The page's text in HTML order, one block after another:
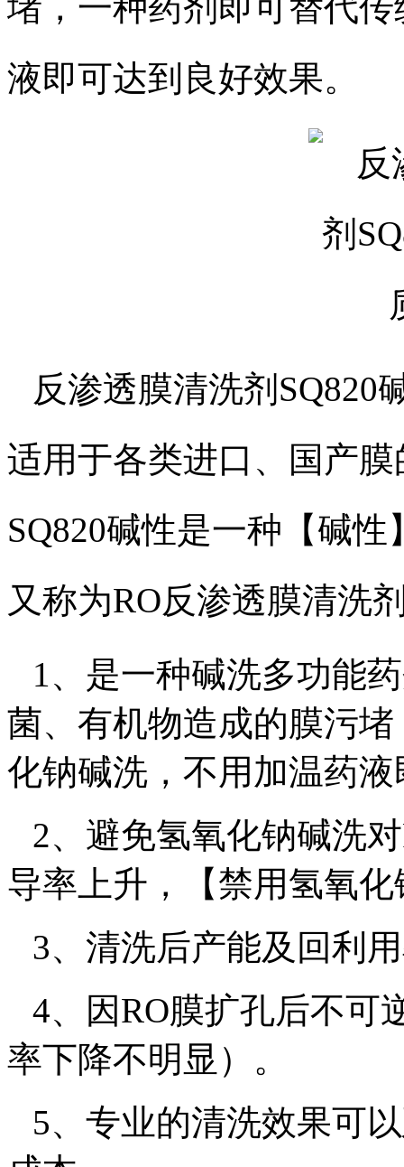
液即可达到良好效果。
反渗透膜清洗剂SQ820
适用于各类进口、国产
SQ820碱性是一种【碱性
又称为RO反渗透膜清洗
1、是一种碱洗多功能
菌、有机物造成的膜污
化钠碱洗，不用加温药
2、避免氢氧化钠碱洗对
导率上升，【禁用氢氧
3、清洗后产能及回利
4、因RO膜扩孔后不可
率下降不明显）。
5、专业的清洗效果可